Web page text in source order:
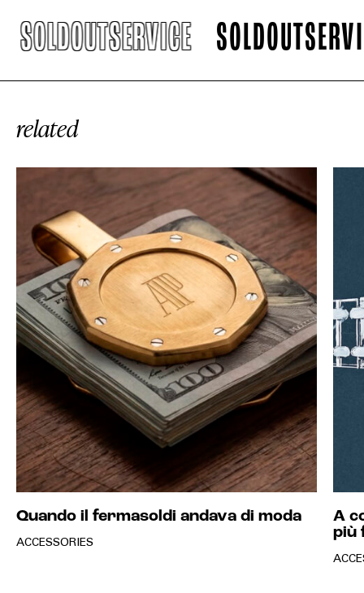
SOLDOUTSERVICE
related
Quando il fermasoldi andava di moda
ACCESSORIES
A
più